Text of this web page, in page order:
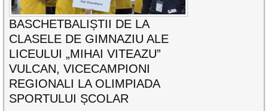
BASCHETBALIȘTII DE LA
CLASELE DE GIMNAZIU ALE
LICEULUI „MIHAI VITEAZU”
VULCAN, VICECAMPIONI
REGIONALI LA OLIMPIADA
SPORTULUI ȘCOLAR